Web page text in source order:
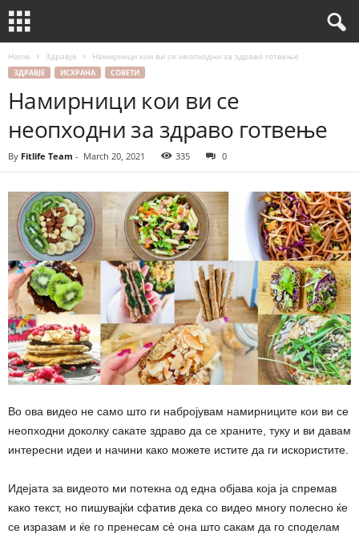
Home Здравје Намирници кои ви се неопходни за здраво готвење
ЗДРАВЈЕ ИСХРАНА СОВЕТИ
Намирници кои ви се
неопходни за здраво готвење
By Fitlife Team - March 20, 2021 335 0
Во ова видео не само што ги набројувам намирниците кои ви се
неопходни доколку сакате здраво да се храните, туку и ви давам
интересни идеи и начини како можете истите да ги искористите.
Идејата за видеото ми потекна од една објава која ја спремав
како текст, но пишувајќи сфатив дека со видео многу полесно ќе
се изразам и ќе го пренесам сè она што сакам да го споделам